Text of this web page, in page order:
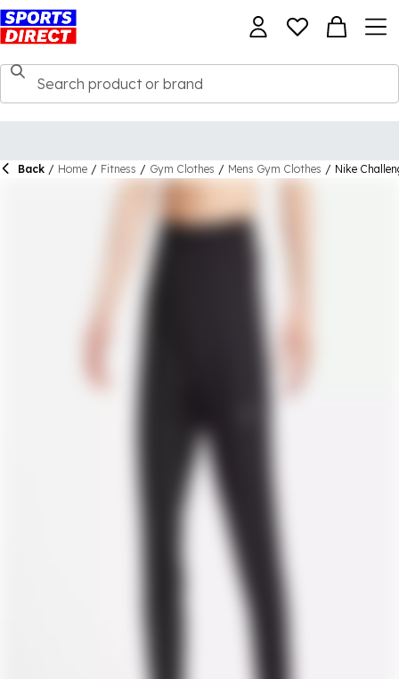
Back / Home / Fitness / Gym Clothes / Mens Gym Clothes / Nike